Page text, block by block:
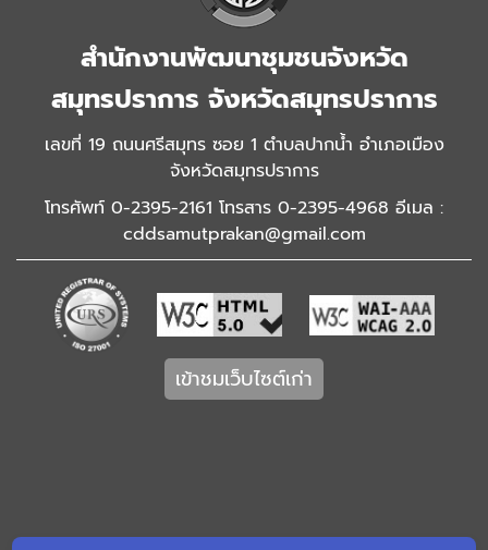
สำนักงานพัฒนาชุมชนจังหวัด
สมุทรปราการ จังหวัดสมุทรปราการ
เลขที่ 19 ถนนศรีสมุทร ซอย 1 ตำบลปากน้ำ อำเภอเมือง
จังหวัดสมุทรปราการ
โทรศัพท์ 0-2395-2161 โทรสาร 0-2395-4968 อีเมล :
cddsamutprakan@gmail.com
เข้าชมเว็บไซต์เก่า